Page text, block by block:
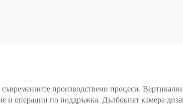
производствени процеси.
и операции по поддръжка. Дълбокият камера